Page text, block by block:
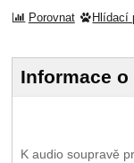
Porovnat Hlídací
Informace
K audio soupravě